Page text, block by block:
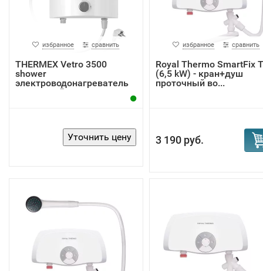
избранное сравнить
THERMEX Vetro 3500
shower
электроводонагреватель
проточный
избранное сравнить
Royal Thermo SmartFix
(6,5 kW) - кран+душ
проточный во...
3 190 руб.